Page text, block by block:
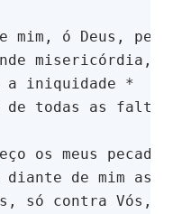
mim, ó Deus, pela
misericórdia,
a iniquidade *
todas as faltas.
os meus pecados *
diante de mim as
só contra Vós, *